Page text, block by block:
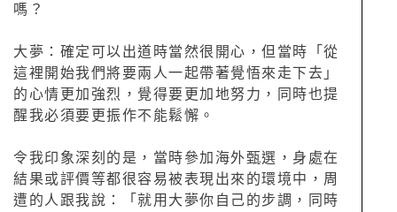
嗎？
大夢：確定可以出道時當然很開心，但當時「從
這裡開始我們將要兩人一起帶著覺悟來走下去」
的心情更加強烈，覺得要更加地努力，同時也提
醒我必須要更振作不能鬆懈。
令我印象深刻的是，當時參加海外甄選，身處在
結果或評價等都很容易被表現出來的環境中，周
遭的人跟我說：「就用大夢你自己的步調，同時